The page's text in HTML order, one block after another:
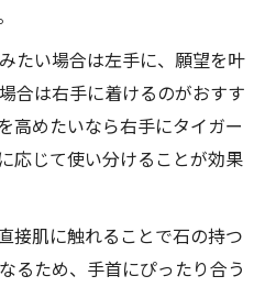
たい場合は左手に、願望を叶
合は右手に着けるのがおすす
高めたいなら右手にタイガー
応じて使い分けることが効果
接肌に触れることで石の持つ
るため、手首にぴったり合う